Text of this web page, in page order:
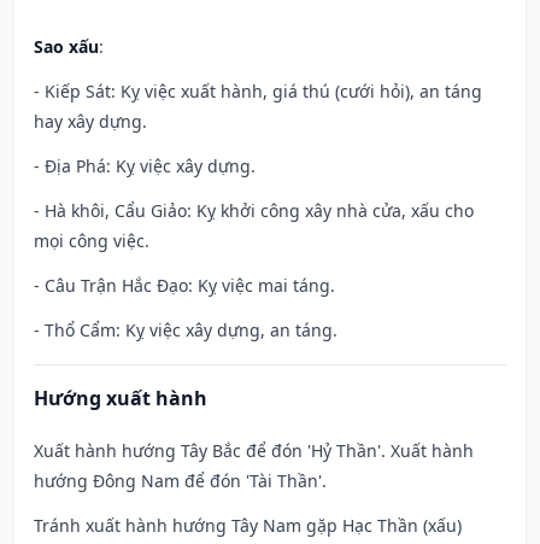
Sao xấu:
- Kiếp Sát: Kỵ việc xuất hành, giá thú (cưới hỏi), an táng
hay xây dựng.
- Địa Phá: Kỵ việc xây dựng.
- Hà khôi, Cẩu Giảo: Kỵ khởi công xây nhà cửa, xấu cho
mọi công việc.
- Câu Trận Hắc Đạo: Kỵ việc mai táng.
- Thổ Cẩm: Kỵ việc xây dựng, an táng.
Hướng xuất hành
Xuất hành hướng Tây Bắc để đón 'Hỷ Thần'. Xuất hành
hướng Đông Nam để đón 'Tài Thần'.
Tránh xuất hành hướng Tây Nam gặp Hạc Thần (xấu)